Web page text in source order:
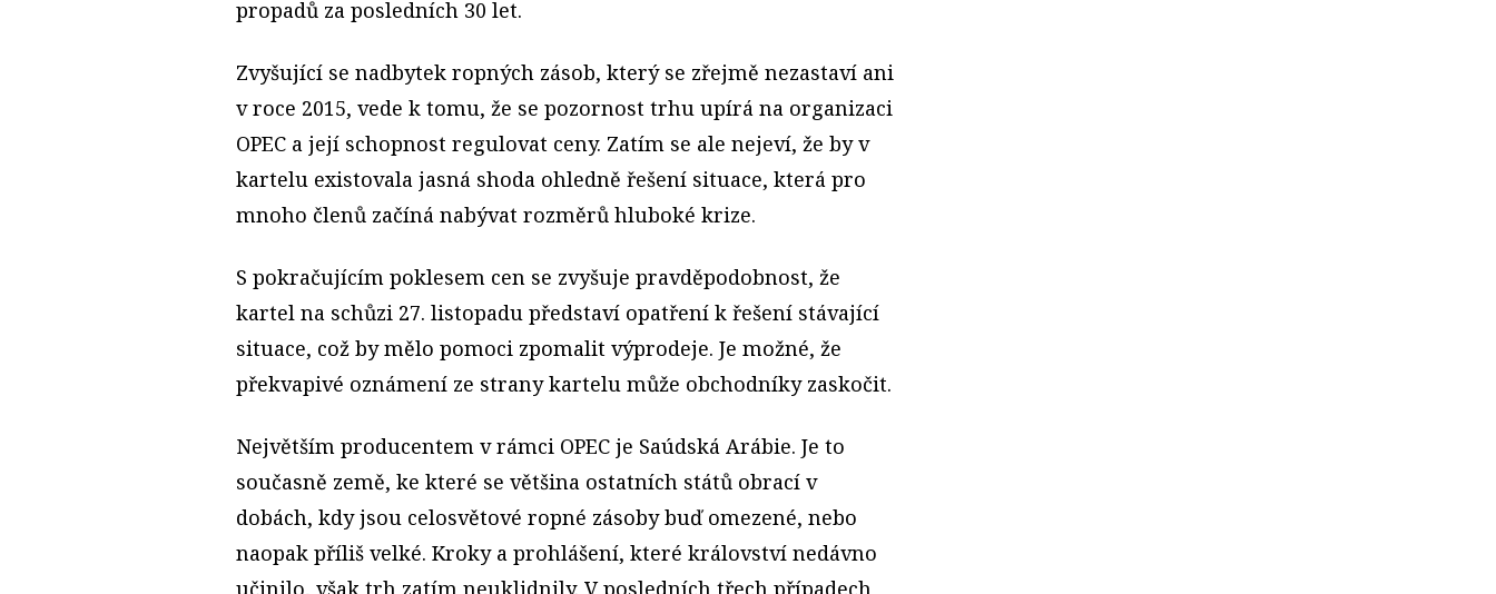
propadů za posledních 30 let.
Zvyšující se nadbytek ropných zásob, který se zřejmě nezastaví ani
v roce 2015, vede k tomu, že se pozornost trhu upírá na organizaci
OPEC a její schopnost regulovat ceny. Zatím se ale nejeví, že by v
kartelu existovala jasná shoda ohledně řešení situace, která pro
mnoho členů začíná nabývat rozměrů hluboké krize.
S pokračujícím poklesem cen se zvyšuje pravděpodobnost, že
kartel na schůzi 27. listopadu představí opatření k řešení stávající
situace, což by mělo pomoci zpomalit výprodeje. Je možné, že
překvapivé oznámení ze strany kartelu může obchodníky zaskočit.
Největším producentem v rámci OPEC je Saúdská Arábie. Je to
současně země, ke které se většina ostatních států obrací v
dobách, kdy jsou celosvětové ropné zásoby buď omezené, nebo
naopak příliš velké. Kroky a prohlášení, které království nedávno
učinilo, však trh zatím neuklidnily. V posledních třech případech